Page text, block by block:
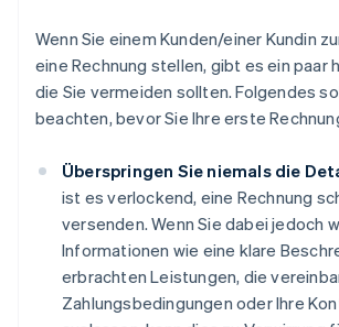
Wenn Sie einem Kunden/einer Kundin
eine Rechnung stellen, gibt es ein paar
die Sie vermeiden sollten. Folgendes
beachten, bevor Sie Ihre erste
Überspringen Sie niemals die
ist es verlockend, eine Rechnung
versenden. Wenn Sie dabei jedoch
Informationen wie eine klare
erbrachten Leistungen, die
Zahlungsbedingungen oder Ihre